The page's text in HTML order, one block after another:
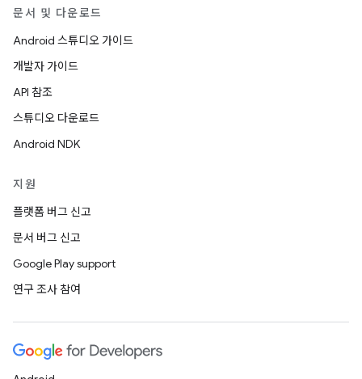
문서 및 다운로드
Android 스튜디오 가이드
개발자 가이드
API 참조
스튜디오 다운로드
Android NDK
지원
플랫폼 버그 신고
문서 버그 신고
Google Play support
연구 조사 참여